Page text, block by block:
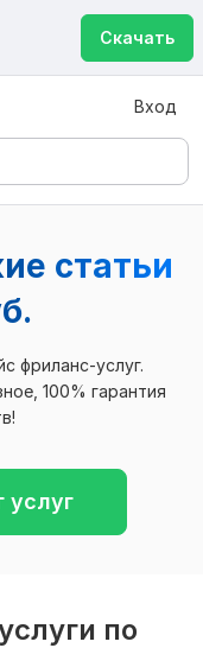
Скачать
Вход
статьи
фриланс-услуг.
100% гарантия
услуг
по